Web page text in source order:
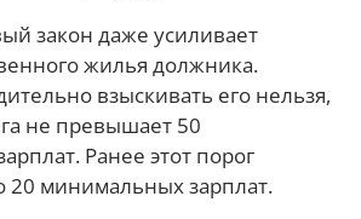
закон даже усиливает
жилья должника.
взыскивать его нельзя,
не превышает 50
Ранее этот порог
20 минимальных зарплат.